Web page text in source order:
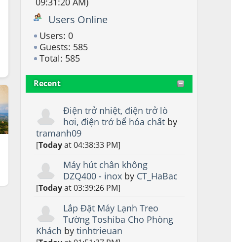
Users Online
Users: 0
Guests: 585
Total: 585
Recent
Điện trở nhiệt, điện trở lò
hơi, điện trở bể hóa chấtby
tramanh09
[Todayat 04:38:33 PM]
Máy hút chân không
DZQ400 - inoxby CT_HaBac
[Todayat 03:39:26 PM]
Lắp Đặt Máy Lạnh Treo
Tường Toshiba Cho Phòng
Khách bytinhtrieuan